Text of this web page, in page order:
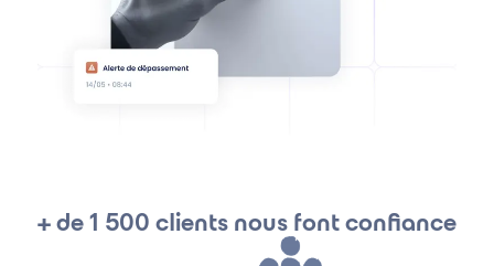
+ de 1 500 clients nous font confiance